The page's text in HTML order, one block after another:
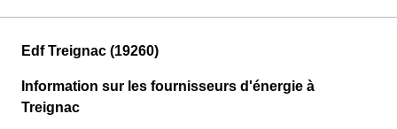
Edf Treignac (19260)
Information sur les fournisseurs d'énergie à
Treignac